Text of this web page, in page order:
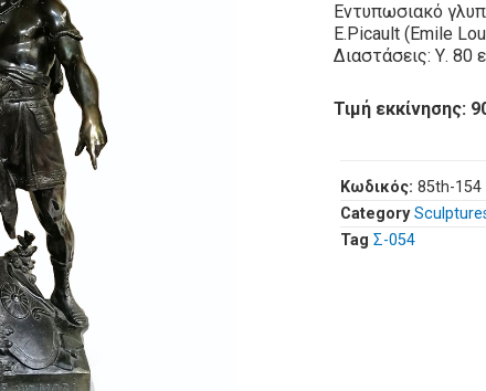
Εντυπωσιακό
E.Picault (Emile
Διαστάσεις: Υ. 80
Τιμή εκκίνησης:
Κωδικός: 85th-154
Category
Tag Σ-054